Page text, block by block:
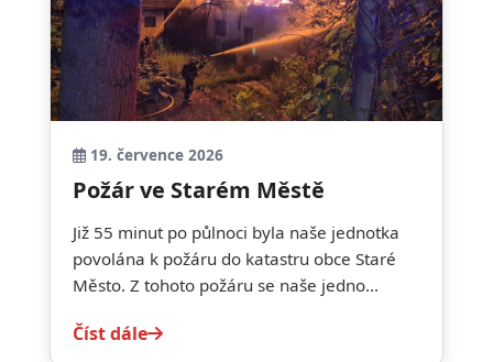
19. července 2026
Požár ve Starém Městě
Již 55 minut po půlnoci byla naše jednotka
povolána k požáru do katastru obce Staré
Město. Z tohoto požáru se naše jedno...
Číst dále